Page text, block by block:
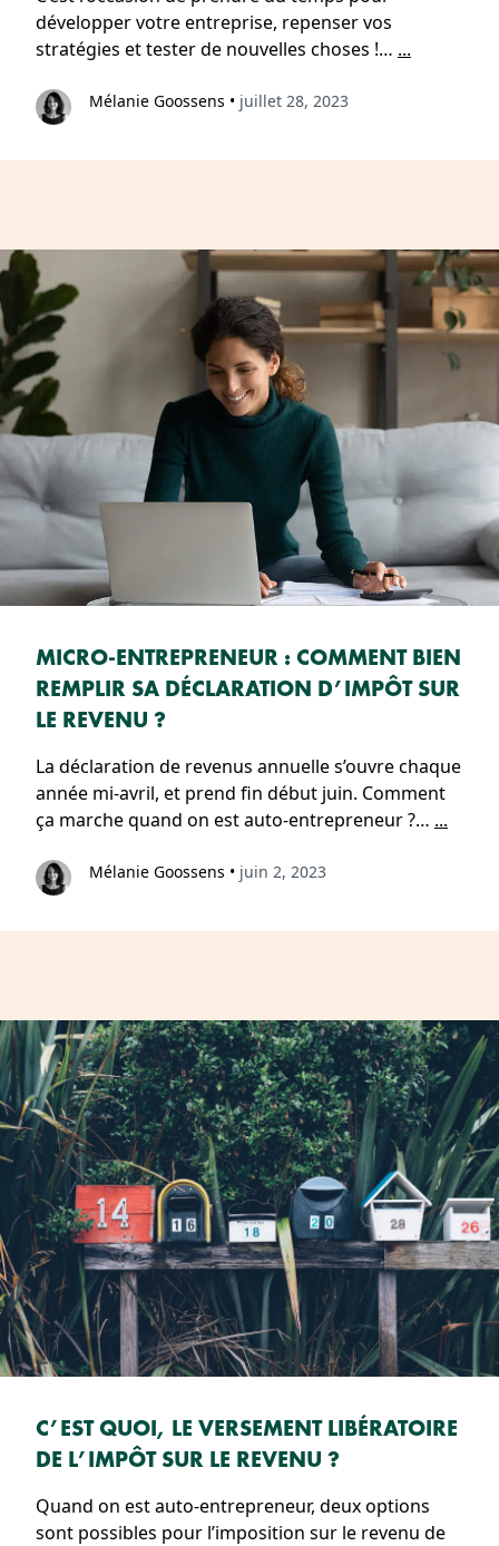
développer votre entreprise, repenser vos
stratégies et tester de nouvelles choses !… ...
Mélanie Goossens • juillet 28, 2023
MICRO-ENTREPRENEUR : COMMENT BIEN
REMPLIR SA DÉCLARATION D’IMPÔT SUR
LE REVENU ?
La déclaration de revenus annuelle s’ouvre chaque
année mi-avril, et prend fin début juin. Comment
ça marche quand on est auto-entrepreneur ?… ...
Mélanie Goossens • juin 2, 2023
C’EST QUOI, LE VERSEMENT LIBÉRATOIRE
DE L’IMPÔT SUR LE REVENU ?
Quand on est auto-entrepreneur, deux options
sont possibles pour l’imposition sur le revenu de